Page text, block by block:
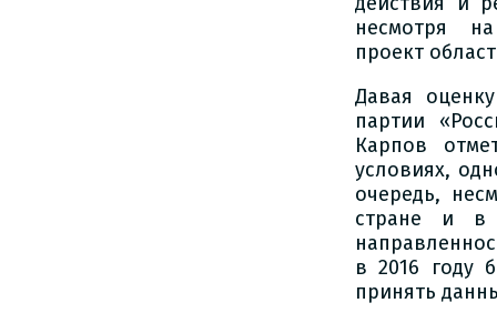
несмотря на
проект
Давая
партии
Карпов
условиях,
очередь,
стране и в
в 2016 году
принять